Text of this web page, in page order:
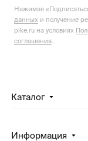
Нажимая
данных и получение
pike.ru на условиях
соглашения
Каталог
Информация